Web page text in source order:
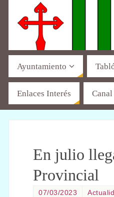
Ayuntamiento
Enlaces Interés
En julio
Provincial
07/03/2023